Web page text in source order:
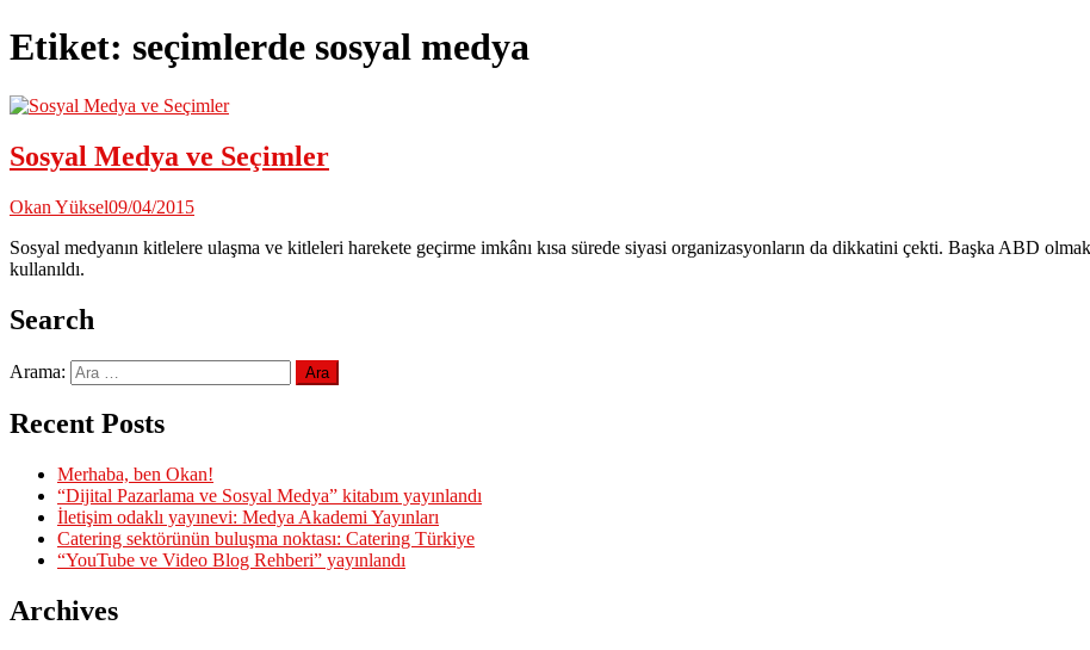
Etiket: seçimlerde sosyal medya
Sosyal Medya ve Seçimler
Okan Yüksel09/04/2015
Sosyal medyanın kitlelere ulaşma ve kitleleri harekete geçirme imkânı kısa sürede siyasi organizasyonların da dikkatini çekti. Başka ABD
kullanıldı.
Search
Arama:
Recent Posts
Merhaba, ben Okan!
“Dijital Pazarlama ve Sosyal Medya” kitabım yayınlandı
İletişim odaklı yayınevi: Medya Akademi Yayınları
Catering sektörünün buluşma noktası: Catering Türkiye
“YouTube ve Video Blog Rehberi” yayınlandı
Archives